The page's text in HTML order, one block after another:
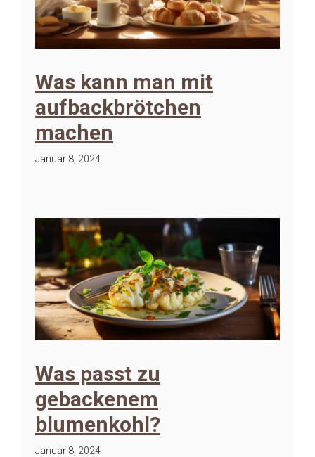
Was kann man mit
aufbackbrötchen
machen
Januar 8, 2024
Was passt zu
gebackenem
blumenkohl?
Januar 8, 2024